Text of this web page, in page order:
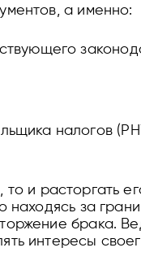
а именно:
налогов
и расторгать
находясь за
брака.
интересы